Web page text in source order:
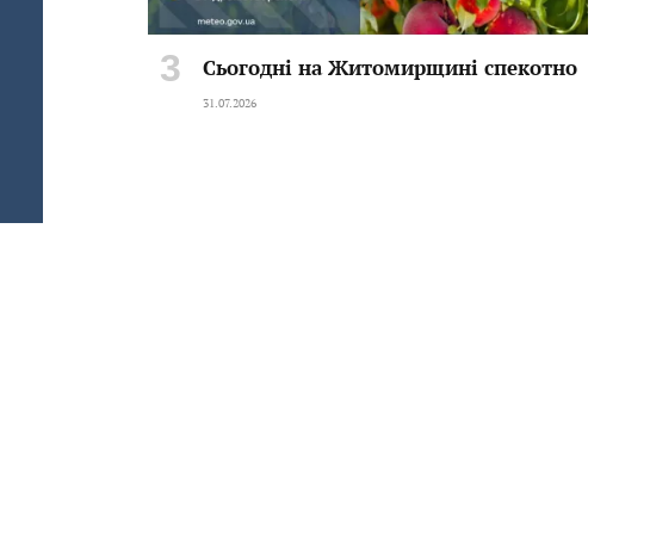
Сьогодні на Житомирщині спекотно
31.07.2026